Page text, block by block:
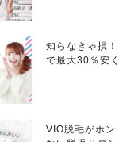
知らなきゃ損
で最大30％安
VIO脱毛がホン